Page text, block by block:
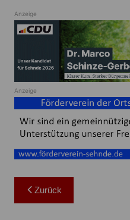
Anzeige
Anzeige
Beitragsnavigation
Zurück